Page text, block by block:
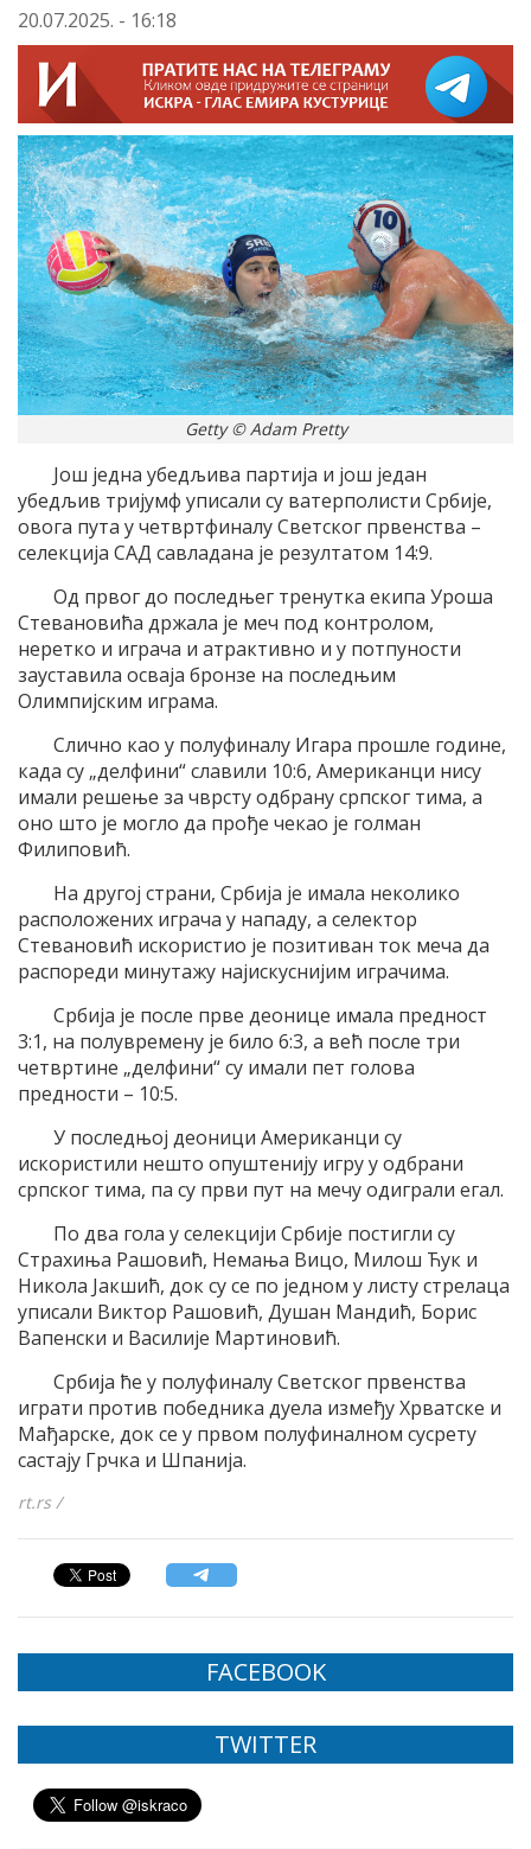
20.07.2025. - 16:18
Getty © Adam Pretty
Још једна убедљива партија и још један
убедљив тријумф уписали су ватерполисти Србије,
овога пута у четвртфиналу Светског првенства –
селекција САД савладана је резултатом 14:9.
Од првог до последњег тренутка екипа Уроша
Стевановића држала је меч под контролом,
неретко и играча и атрактивно и у потпуности
зауставила осваја бронзе на последњим
Олимпијским играма.
Слично као у полуфиналу Игара прошле године,
када су „делфини“ славили 10:6, Американци нису
имали решење за чврсту одбрану српског тима, а
оно што је могло да прође чекао је голман
Филиповић.
На другој страни, Србија је имала неколико
расположених играча у нападу, а селектор
Стевановић искористио је позитиван ток меча да
распореди минутажу најискуснијим играчима.
Србија је после прве деонице имала предност
3:1, на полувремену је било 6:3, а већ после три
четвртине „делфини“ су имали пет голова
предности – 10:5.
У последњој деоници Американци су
искористили нешто опуштенију игру у одбрани
српског тима, па су први пут на мечу одиграли егал.
По два гола у селекцији Србије постигли су
Страхиња Рашовић, Немања Вицо, Милош Ћук и
Никола Јакшић, док су се по једном у листу стрелаца
уписали Виктор Рашовић, Душан Мандић, Борис
Вапенски и Василије Мартиновић.
Србија ће у полуфиналу Светског првенства
играти против победника дуела између Хрватске и
Мађарске, док се у првом полуфиналном сусрету
састају Грчка и Шпанија.
rt.rs /
FACEBOOK
TWITTER